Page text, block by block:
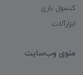
کنسول بازی
ابزارآلات
منوی وب‌سایت